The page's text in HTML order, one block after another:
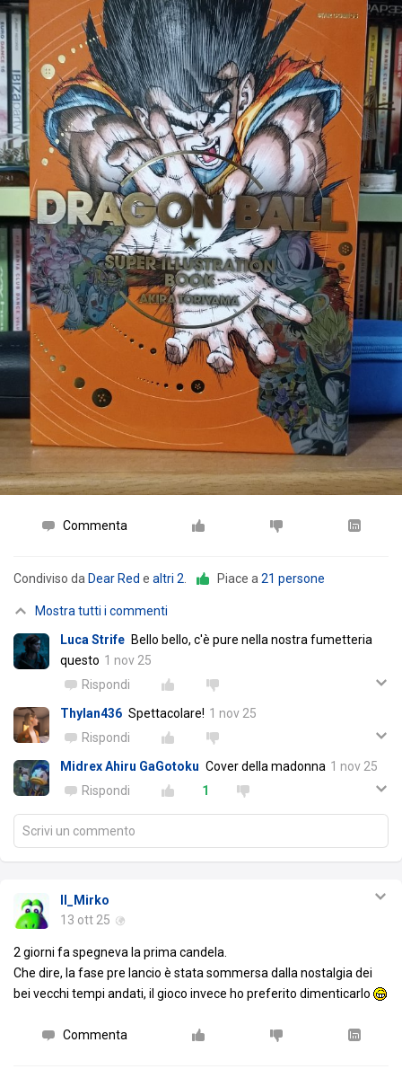
Commenta
Condiviso da Dear Red e altri 2 Piace a 21 persone
Mostra tutti i commenti
Luca Strife Bello bello, c'è pure nella nostra fumetteria
questo 1 nov 25
Rispondi
Thylan436 Spettacolare! 1 nov 25
Rispondi
Midrex Ahiru GaGotoku Cover della madonna 1 nov 25
Rispondi
1
Scrivi un commento
Il_Mirko
13 ott 25
2 giorni fa spegneva la prima candela.
Che dire, la fase pre lancio è stata sommersa dalla nostalgia dei
bei vecchi tempi andati, il gioco invece ho preferito dimenticarlo
Commenta